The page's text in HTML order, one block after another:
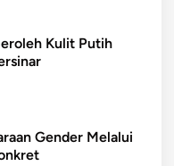
Kulit Putih
Gender Melalui